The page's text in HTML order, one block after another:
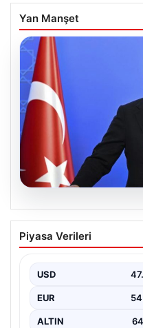
Yan Manşet
05.08.2026
Çerçeve yasa
Sözcüsü Çelik: İki
Piyasa Verileri
USD
EUR
ALTIN